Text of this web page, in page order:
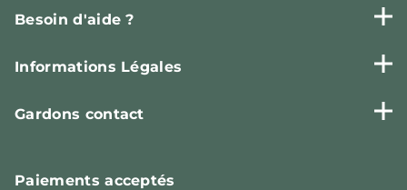
Besoin d'aide ?
Informations Légales
Gardons contact
Paiementsacceptés